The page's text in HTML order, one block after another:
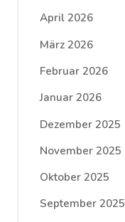
April 2026
März 2026
Februar 2026
Januar 2026
Dezember 2025
November 2025
Oktober 2025
September 2025